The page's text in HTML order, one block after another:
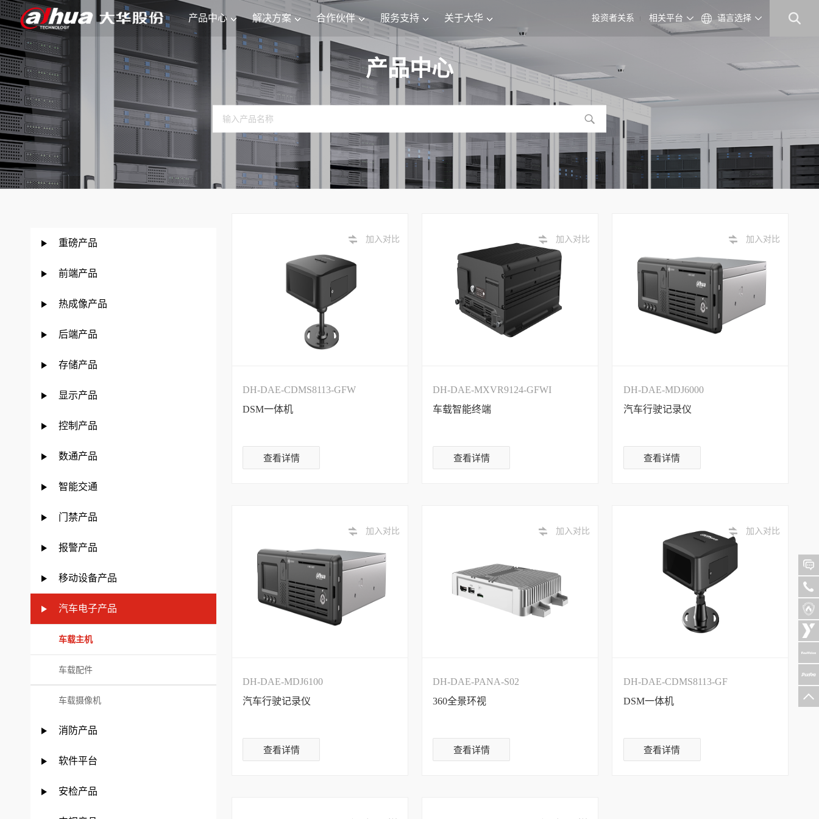
语言选择
相关平台
投资者关系
产品中心 解决方案 合作伙伴 服务支持 关于大华
产品中心
重磅产品
前端产品
热成像产品
后端产品
存储产品
显示产品
控制产品
数通产品
智能交通
门禁产品
报警产品
移动设备产品
汽车电子产品
车载主机
车载配件
车载摄像机
消防产品
软件平台
安检产品
加入对比
DH-DAE-CDMS8113-GFW
DSM一体机
查看详情
加入对比
DH-DAE-MXVR9124-GFWI
车载智能终端
查看详情
加入对比
DH-DAE-MDJ6000
汽车行驶记录仪
查看详情
加入对比
DH-DAE-MDJ6100
汽车行驶记录仪
查看详情
加入对比
DH-DAE-PANA-S02
360全景环视
查看详情
加入对比
DH-DAE-CDMS8113-GF
DSM一体机
查看详情